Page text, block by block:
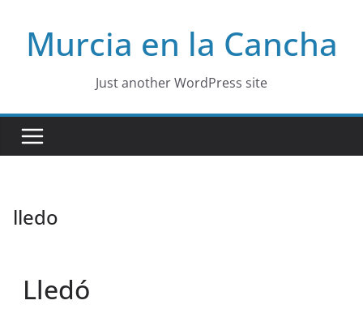
contentMurcia en la Cancha
Just another WordPress site
lledo
Lledó